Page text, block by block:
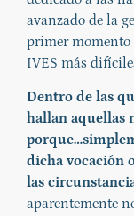
avanzado de la
primer momento
IVES más
Dentro de las
hallan aquellas
dicha vocación
las
aparentemente